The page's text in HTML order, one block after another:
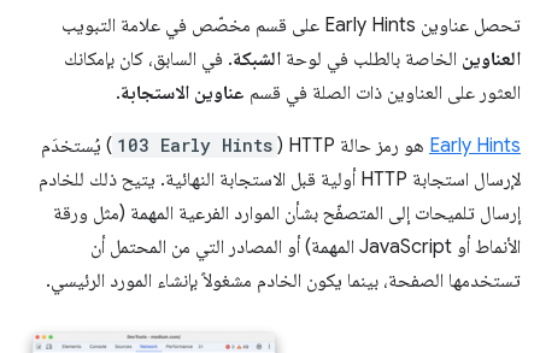
تحصل عناوين Early Hints على قسم مخصّص في علامة التبويب
العناوين الخاصة بالطلب في لوحة الشبكة. في السابق، كان بإمكانك
العثور على العناوين ذات الصلة في قسم عناوين الاستجابة.
Early Hints هو رمز حالة HTTP ( 103 Early Hints ) يُستخدَم
لإرسال استجابة HTTP أولية قبل الاستجابة النهائية. يتيح ذلك للخادم
إرسال تلميحات إلى المتصفّح بشأن الموارد الفرعية المهمة (مثل ورقة
الأنماط أو JavaScript المهمة) أو المصادر التي من المحتمل أن
تستخدمها الصفحة، بينما يكون الخادم مشغولاً بإنشاء المورد الرئيسي.